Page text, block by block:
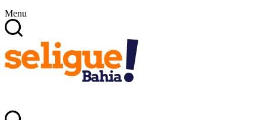
Menu